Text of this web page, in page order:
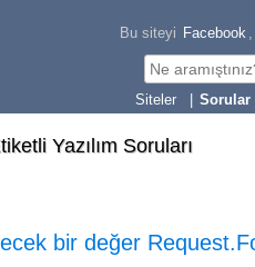
Bu siteyi Facebook ,
Sorular
Yazılım Soruları
bir değer